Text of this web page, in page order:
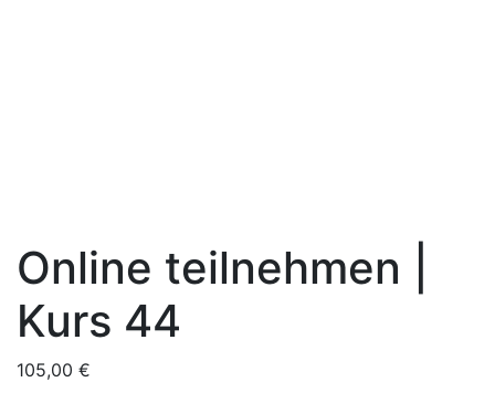
Online teilnehmen |
Kurs 44
105,00 €